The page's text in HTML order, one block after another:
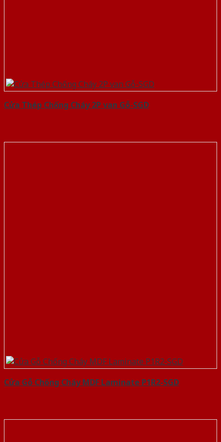
Cửa Thép Chống Cháy 2P van Gỗ-SGD
Cửa Gỗ Chống Cháy MDF Laminate P1R2-SGD